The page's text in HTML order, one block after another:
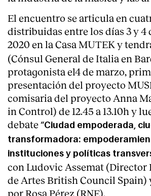
El encuentro se articula en
distribuidas entre los días 3 y 4
2020 en la Casa MUTEK y
(Cónsul General de Italia en
protagonista el4 de marzo,
presentación del proyecto
comisaria del proyecto Anna
in Control) de 12.45 a 13.10h y
debate “Ciudad empoderada,
transformadora:
instituciones y políticas
con Ludovic Assemat (Director
de Artes British Council Spain)
por Rosa Pérez (RNE).